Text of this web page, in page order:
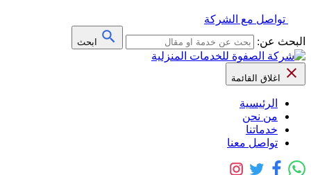
تواصل مع الشركة
البحث عن:
ابحث
اغلاق القائمة
الرئيسية
من نحن
خدماتنا
تواصل معنا